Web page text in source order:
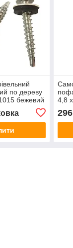
по дереву
бежевий
4,8
296